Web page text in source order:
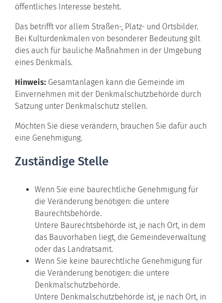
öffentliches Interesse besteht.
Das betrifft vor allem Straßen-, Platz- und Ortsbilder.
Bei Kulturdenkmalen von besonderer Bedeutung gilt
dies auch für bauliche Maßnahmen in der Umgebung
eines Denkmals.
Hinweis: Gesamtanlagen kann die Gemeinde im
Einvernehmen mit der Denkmalschutzbehörde durch
Satzung unter Denkmalschutz stellen.
Möchten Sie diese verändern, brauchen Sie dafür auch
eine Genehmigung.
Zuständige Stelle
Wenn Sie eine baurechtliche Genehmigung für
die Veränderung benötigen: die untere
Baurechtsbehörde.
Untere Baurechtsbehörde ist, je nach Ort, in dem
das Bauvorhaben liegt, die Gemeindeverwaltung
oder das Landratsamt.
Wenn Sie keine baurechtliche Genehmigung für
die Veränderung benötigen: die untere
Denkmalschutzbehörde.
Untere Denkmalschutzbehörde ist, je nach Ort, in